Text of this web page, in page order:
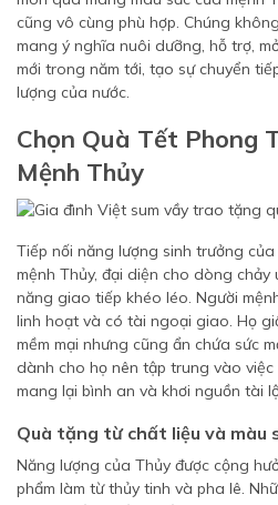
cũng vô cùng phù hợp. Chúng
mang ý nghĩa nuôi dưỡng, hỗ trợ,
mới trong năm tới, tạo sự chuyển
lượng của nước.
Chọn Quà Tết Phong
Mệnh Thủy
Tiếp nối năng lượng sinh trưởng
mệnh Thủy, đại diện cho dòng
năng giao tiếp khéo léo. Người
linh hoạt và có tài ngoại giao. Họ
mềm mại nhưng cũng ẩn chứa sức
dành cho họ nên tập trung vào
mang lại bình an và khơi nguồn tài
Quà tặng từ chất liệu và màu
Năng lượng của Thủy được cộng
phẩm làm từ thủy tinh và pha lê.